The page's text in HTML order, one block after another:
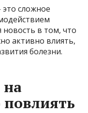
сложное
в том, что
активно влиять,
болезни.